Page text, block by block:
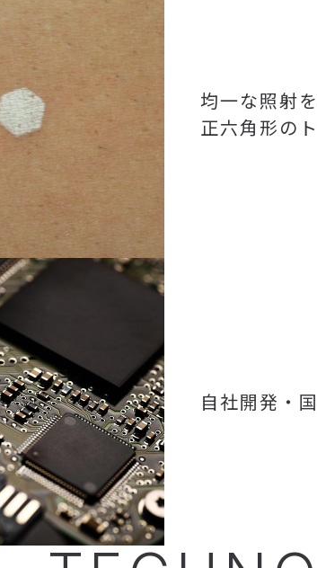
均一な照射
正六角形の
自社開発・